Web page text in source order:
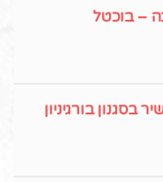
– בוכטל
בסגנון בורגיניון